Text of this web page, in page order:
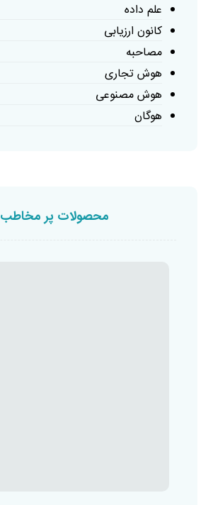
علم داده
کانون ارزیابی
مصاحبه
هوش تجاری
هوش مصنوعی
هوگان
محصولات پر مخاطب